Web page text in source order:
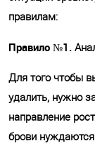
правилам:
Правило №1.
Для того чтобы
удалить, нужно
направление
брови